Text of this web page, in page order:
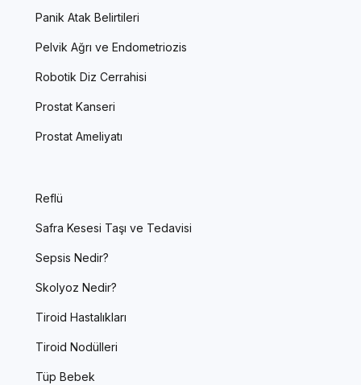
Panik Atak Belirtileri
Pelvik Ağrı ve Endometriozis
Robotik Diz Cerrahisi
Prostat Kanseri
Prostat Ameliyatı
Reflü
Safra Kesesi Taşı ve Tedavisi
Sepsis Nedir?
Skolyoz Nedir?
Tiroid Hastalıkları
Tiroid Nodülleri
Tüp Bebek